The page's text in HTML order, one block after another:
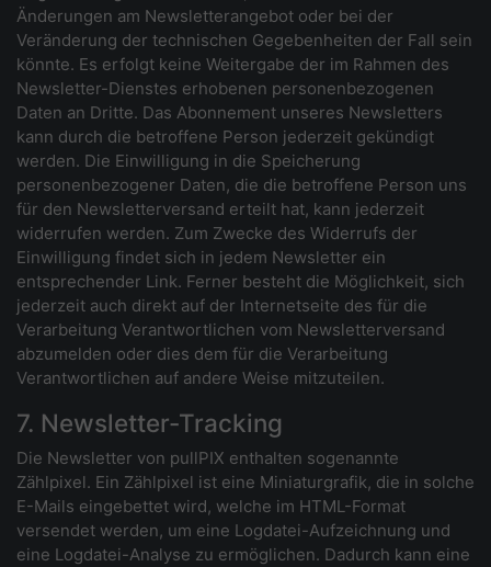
Änderungen am Newsletterangebot oder bei der
Veränderung der technischen Gegebenheiten der Fall sein
könnte. Es erfolgt keine Weitergabe der im Rahmen des
Newsletter-Dienstes erhobenen personenbezogenen
Daten an Dritte. Das Abonnement unseres Newsletters
kann durch die betroffene Person jederzeit gekündigt
werden. Die Einwilligung in die Speicherung
personenbezogener Daten, die die betroffene Person uns
für den Newsletterversand erteilt hat, kann jederzeit
widerrufen werden. Zum Zwecke des Widerrufs der
Einwilligung findet sich in jedem Newsletter ein
entsprechender Link. Ferner besteht die Möglichkeit, sich
jederzeit auch direkt auf der Internetseite des für die
Verarbeitung Verantwortlichen vom Newsletterversand
abzumelden oder dies dem für die Verarbeitung
Verantwortlichen auf andere Weise mitzuteilen.
7. Newsletter-Tracking
Die Newsletter von pullPIX enthalten sogenannte
Zählpixel. Ein Zählpixel ist eine Miniaturgrafik, die in solche
E-Mails eingebettet wird, welche im HTML-Format
versendet werden, um eine Logdatei-Aufzeichnung und
eine Logdatei-Analyse zu ermöglichen. Dadurch kann eine